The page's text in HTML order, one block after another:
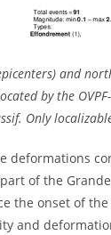
and
by the
Only
deformations
of the
the onset of
and